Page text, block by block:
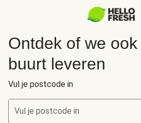
Ontdek of we
buurt leveren
Vul je postcode in
Vul je postcode in